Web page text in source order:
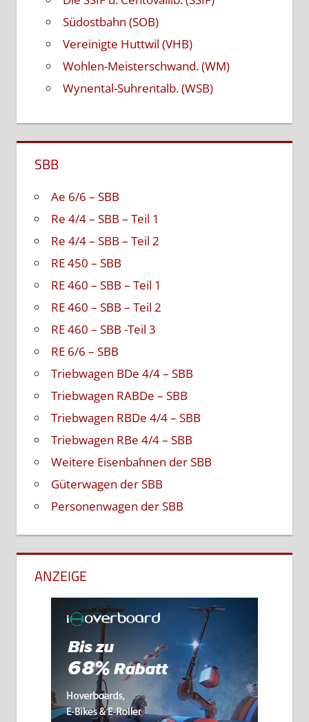
Südostbahn (SOB)
Vereinigte Huttwil (VHB)
Wohlen-Meisterschwand. (WM)
Wynental-Suhrentalb. (WSB)
SBB
Ae 6/6 – SBB
Re 4/4 – SBB – Teil 1
Re 4/4 – SBB – Teil 2
RE 450 – SBB
RE 460 – SBB – Teil 1
RE 460 – SBB – Teil 2
RE 460 – SBB -Teil 3
RE 6/6 – SBB
Triebwagen BDe 4/4 – SBB
Triebwagen RABDe – SBB
Triebwagen RBDe 4/4 – SBB
Triebwagen RBe 4/4 – SBB
Weitere Eisenbahnen der SBB
Güterwagen der SBB
Personenwagen der SBB
ANZEIGE